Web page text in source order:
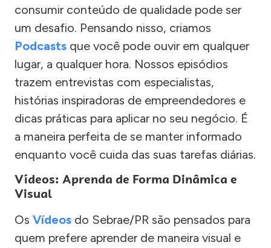
consumir conteúdo de qualidade pode ser
um desafio. Pensando nisso, criamos
Podcasts que você pode ouvir em qualquer
lugar, a qualquer hora. Nossos episódios
trazem entrevistas com especialistas,
histórias inspiradoras de empreendedores e
dicas práticas para aplicar no seu negócio. É
a maneira perfeita de se manter informado
enquanto você cuida das suas tarefas diárias.
Vídeos: Aprenda de Forma Dinâmica e
Visual
Os Vídeos do Sebrae/PR são pensados para
quem prefere aprender de maneira visual e